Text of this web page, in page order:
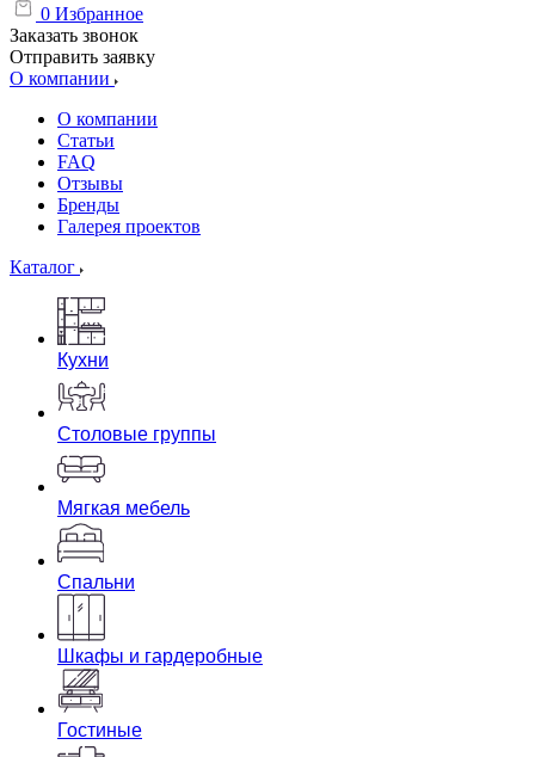
0 Избранное
Заказать звонок
Отправить заявку
О компании
О компании
Статьи
FAQ
Отзывы
Бренды
Галерея проектов
Каталог
Кухни
Столовые группы
Мягкая мебель
Спальни
Шкафы и гардеробные
Гостиные